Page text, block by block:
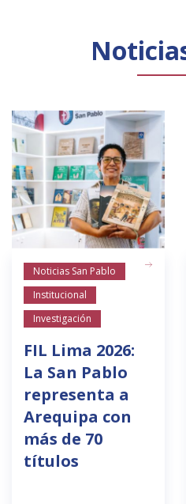
Noticias San Pablo
Institucional
Investigación
FIL Lima 2026:
La San Pablo
representa a
Arequipa con
más de 70
títulos